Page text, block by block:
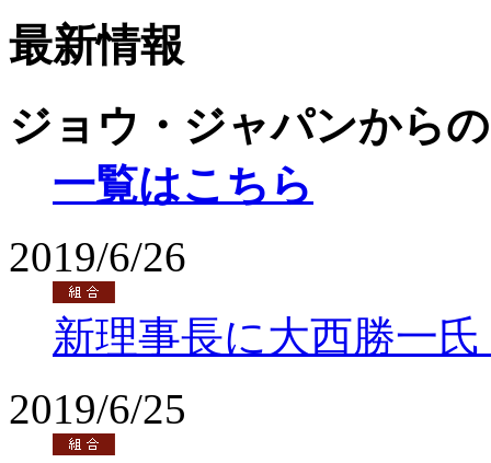
最新情報
ジョウ・ジャパンから
一覧はこちら
2019/6/26
新理事長に大西勝一
2019/6/25